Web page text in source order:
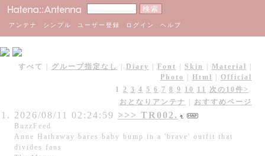
アンテナ シンプル ユーザー登録 ログイン ヘルプ
すべて | グループ指定なし | Diary | Font | Skin | Material |
Photo | Html | Official
1
2 3 4 5 6 7 8 9 10 11
次の10件>
おとなりアンテナ | おすすめページ
2026/08/11 02:24:59 >>> TR002.
BuzzFeed
Anne Hathaway bares baby bump in a 'brave' outfit that
divides fans